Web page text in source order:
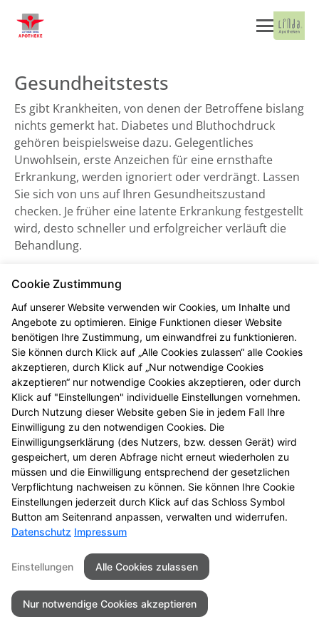
Gesundheitstests
Es gibt Krankheiten, von denen der Betroffene bislang
nichts gemerkt hat. Diabetes und Bluthochdruck
gehören beispielsweise dazu. Gelegentliches
Unwohlsein, erste Anzeichen für eine ernsthafte
Erkrankung, werden ignoriert oder verdrängt. Lassen
Sie sich von uns auf Ihren Gesundheitszustand
checken. Je früher eine latente Erkrankung festgestellt
wird, desto schneller und erfolgreicher verläuft die
Behandlung.
Blutdruckmessung
Seitenübersicht Kontakt
Impressum
Datenschutz
Barrierefreiheit
© 2026 Luther King Apotheke
Cookie Zustimmung
Auf unserer Website verwenden wir Cookies, um Inhalte und
Angebote zu optimieren. Einige Funktionen dieser Website
benötigen Ihre Zustimmung, um einwandfrei zu funktionieren.
Sie können durch Klick auf „Alle Cookies zulassen“ alle Cookies
akzeptieren, durch Klick auf „Nur notwendige Cookies
akzeptieren“ nur notwendige Cookies akzeptieren, oder durch
Klick auf "Einstellungen" individuelle Einstellungen vornehmen.
Durch Nutzung dieser Website geben Sie in jedem Fall Ihre
Einwilligung zu den notwendigen Cookies. Die
Einwilligungserklärung (des Nutzers, bzw. dessen Gerät) wird
gespeichert, um deren Abfrage nicht erneut wiederholen zu
müssen und die Einwilligung entsprechend der gesetzlichen
Verpflichtung nachweisen zu können. Sie können Ihre Cookie
Einstellungen jederzeit durch Klick auf das Schloss Symbol
Button am Seitenrand anpassen, verwalten und widerrufen.
Datenschutz Impressum
Einstellungen Alle Cookies zulassen
Nur notwendige Cookies akzeptieren